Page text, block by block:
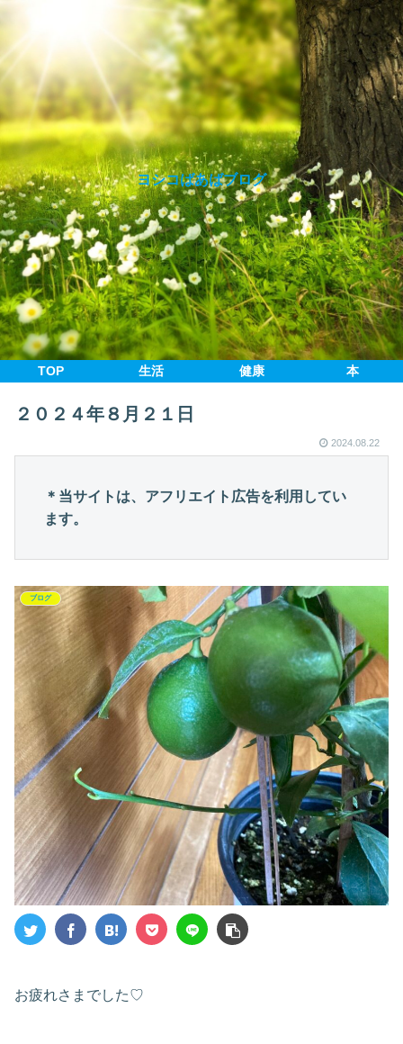
ヨシコばあばブログ
TOP 生活 健康 本
２０２４年８月２１日
2024.08.22
＊当サイトは、アフリエイト広告を利用してい
ます。
ブログ
お疲れさまでした♡